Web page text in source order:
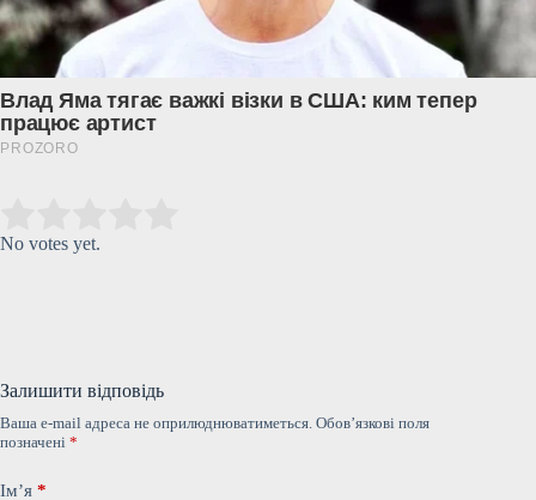
No votes yet.
Залишити відповідь
Ваша e-mail адреса не оприлюднюватиметься. Обов’язкові поля
позначені *
Ім’я *